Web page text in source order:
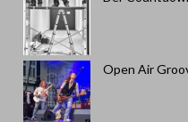
Open Air